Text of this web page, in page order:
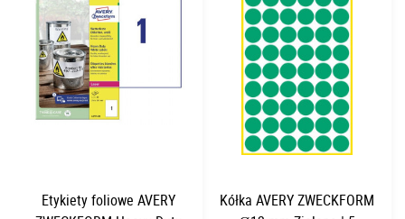
Etykiety foliowe AVERY
Kółka AVERY ZWECKFORM